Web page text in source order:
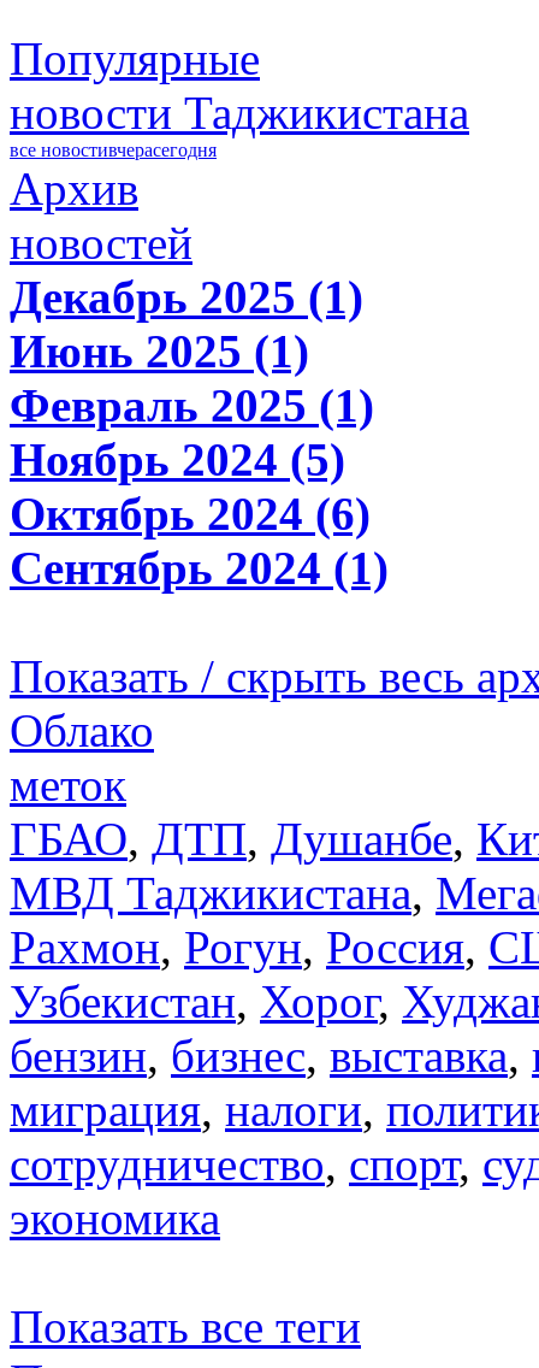
Популярные
новости Таджикистана
все новостивчерасегодня
Архив
новостей
Декабрь 2025 (1)
Июнь 2025 (1)
Февраль 2025 (1)
Ноябрь 2024 (5)
Октябрь 2024 (6)
Сентябрь 2024 (1)
Показать / скрыть весь
Облако
меток
ГБАО, ДТП, Душанбе,
МВД Таджикистана,
Рахмон, Рогун, Россия,
Узбекистан, Хорог,
бензин, бизнес, выставка,
миграция, налоги,
сотрудничество, спорт,
экономика
Показать все теги